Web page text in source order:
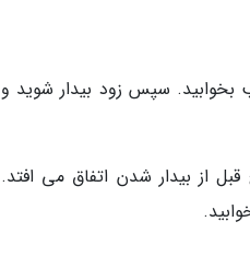
بخوابید. سپس زود بیدار شوید و
از بیدار شدن اتفاق می افتد.